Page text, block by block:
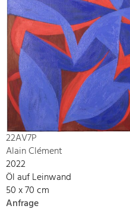
22AV7P
Alain Clément
2022
Öl auf Leinwand
50 x 70 cm
Anfrage